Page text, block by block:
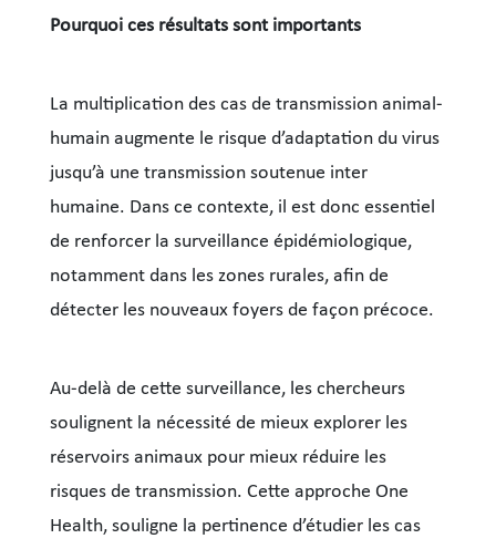
Pourquoi ces résultats sont importants
La multiplication des cas de transmission animal-
humain augmente le risque d’adaptation du virus
jusqu’à une transmission soutenue inter
humaine. Dans ce contexte, il est donc essentiel
de renforcer la surveillance épidémiologique,
notamment dans les zones rurales, afin de
détecter les nouveaux foyers de façon précoce.
Au-delà de cette surveillance, les chercheurs
soulignent la nécessité de mieux explorer les
réservoirs animaux pour mieux réduire les
risques de transmission. Cette approche One
Health, souligne la pertinence d’étudier les cas